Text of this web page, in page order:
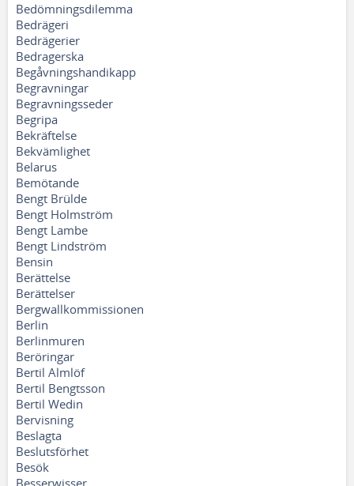
Bedömningsdilemma
Bedrägeri
Bedrägerier
Bedragerska
Begåvningshandikapp
Begravningar
Begravningsseder
Begripa
Bekräftelse
Bekvämlighet
Belarus
Bemötande
Bengt Brülde
Bengt Holmström
Bengt Lambe
Bengt Lindström
Bensin
Berättelse
Berättelser
Bergwallkommissionen
Berlin
Berlinmuren
Beröringar
Bertil Almlöf
Bertil Bengtsson
Bertil Wedin
Bervisning
Beslagta
Beslutsförhet
Besök
Besserwisser